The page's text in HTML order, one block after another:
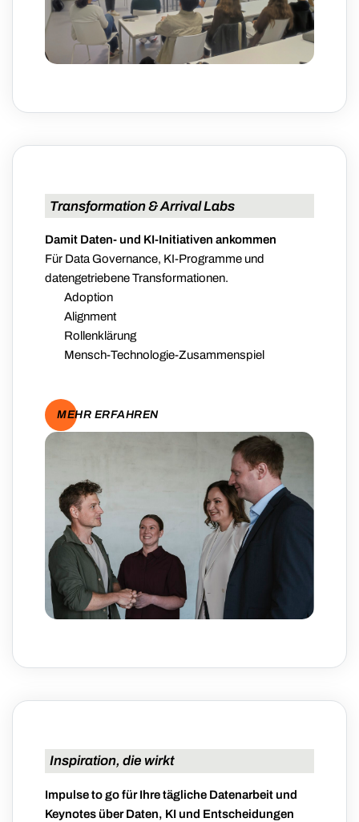
Transformation & Arrival Labs
Damit Daten- und KI-Initiativen ankommen
Für Data Governance, KI-Programme und
datengetriebene Transformationen.
Adoption
Alignment
Rollenklärung
Mensch-Technologie-Zusammenspiel
MEHR ERFAHREN
Inspiration, die wirkt
Impulse to go für Ihre tägliche Datenarbeit und
Keynotes über Daten, KI und Entscheidungen